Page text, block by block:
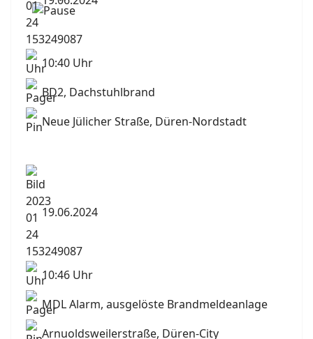
10:40 Uhr
BD2, Dachstuhlbrand
Neue Jülicher Straße, Düren-Nordstadt
19.06.2024
10:46 Uhr
MDL Alarm, ausgelöste Brandmeldeanlage
Arnuoldsweilerstraße, Düren-City